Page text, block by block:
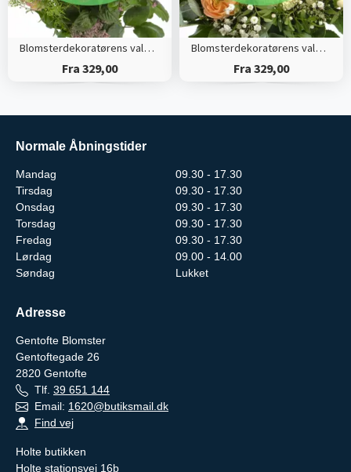
Blomsterdekoratørens valg (Høj)
Fra 329,00
Blomsterdekoratørens valg (Tæt)
Fra 329,00
Normale Åbningstider
Mandag
09.30 - 17.30
Tirsdag
09.30 - 17.30
Onsdag
09.30 - 17.30
Torsdag
09.30 - 17.30
Fredag
09.30 - 17.30
Lørdag
09.00 - 14.00
Søndag
Lukket
Adresse
Gentofte Blomster
Gentoftegade 26
2820 Gentofte
Tlf. 39 651 144
Email: 1620@butiksmail.dk
Find vej
Holte butikken
Holte stationsvej 16b